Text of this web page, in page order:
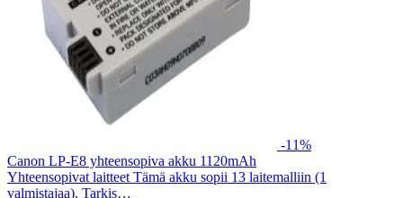
-11%
Canon LP-E8 yhteensopiva akku 1120mAh
Yhteensopivat laitteet Tämä akku sopii 13 laitemalliin (1
valmistajaa). Tarkis…